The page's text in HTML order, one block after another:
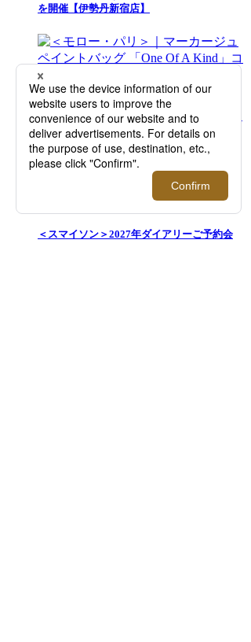
を開催【伊勢丹新宿店】
＜モロー・パリ＞｜マーカージュペイントバ
ッグ 「One Of A Kind」コレクションを期間
限定でご紹介【伊勢丹新宿店】
＜スマイソン＞2027年ダイアリーご予約会